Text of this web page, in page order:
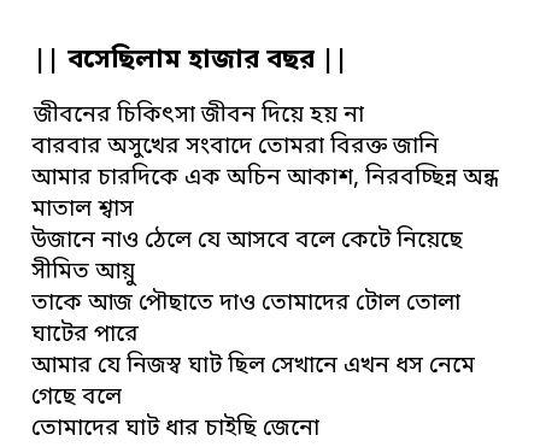
|| বসেছিলাম হাজার বছর ||
জীবনের চিকিৎসা জীবন দিয়ে হয় না
বারবার অসুখের সংবাদে তোমরা বিরক্ত জানি
আমার চারদিকে এক অচিন আকাশ, নিরবচ্ছিন্ন অন্ধ
মাতাল শ্বাস
উজানে নাও ঠেলে যে আসবে বলে কেটে নিয়েছে
সীমিত আয়ু
তাকে আজ পৌছাতে দাও তোমাদের টোল তোলা
ঘাটের পারে
আমার যে নিজস্ব ঘাট ছিল সেখানে এখন ধস নেমে
গেছে বলে
তোমাদের ঘাট ধার চাইছি জেনো